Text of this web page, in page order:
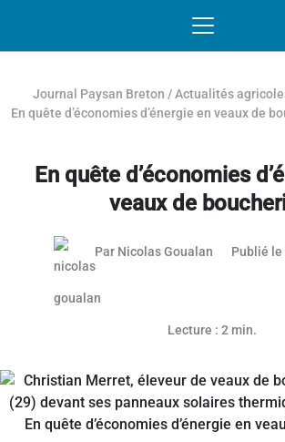
Journal Paysan Breton /Actualités
En quête d’économies d’énergie en veaux de
En quête d’économies
veaux de
Par Nicolas Goualan Publié le
Lecture : 2 min.